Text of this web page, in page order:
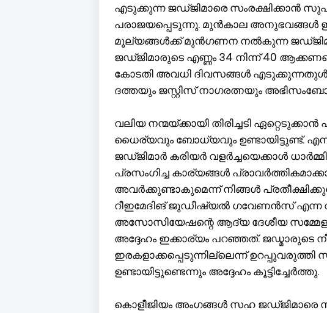
എടുക്കുന്ന ജഡ്ജിമാരെ സംരക്ഷിക്കാൻ
പരാജയപ്പെടുന്നു. മുൻകാല അനുഭവങ്ങൾ
മൂല്യങ്ങൾക്ക് മുൻഗണന നൽകുന്ന
ജഡ്ജിമാരുടെ എണ്ണം 34 നിന്ന് 40
കോടതി അവധി ദിവസങ്ങൾ
ദത്തയും ജസ്റ്റിസ് നാഗരത്നയും
വലിയ നന്മയ്ക്കായി തിരിച്ചടി
ധൈര്യവും ബോധ്യവും ഉണ്ടായിട്ടുണ്ട്.
ജഡ്ജിമാർ കരിയർ വളർച്ചയെക്കാൾ
പ്രസംഗിച്ച കാര്യങ്ങൾ
അവർക്കുണ്ടാകുമെന്ന് നിങ്ങൾ
റീഇമേദിങ് ജുഡീഷ്യൽ ഗവേണൻസ് എന്ന
അസോസിയേഷന്റെ ആദ്യ ദേശീയ
അദ്ദേഹം ഇക്കാര്യം പറഞ്ഞത്. ജഡ്മാരുടെ
ഇരകളാക്കപ്പെടുന്നില്ലെന്ന് ഉറപ്പുവരുത്തി
ഉണ്ടായിട്ടുണ്ടെന്നും അദ്ദേഹം കൂട്ടിച്ചേർത്തു.
കൊളീജിയം അംഗങ്ങൾ സഹ ജഡ്ജിമാരെ